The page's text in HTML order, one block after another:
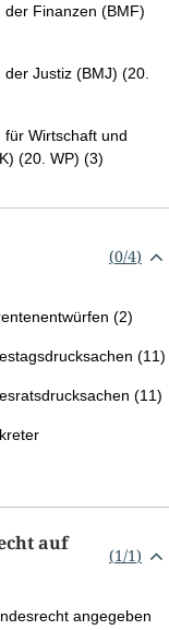
der Finanzen (BMF)
Justiz (BMJ) (20.
für Wirtschaft und
(20. WP) (3)
(0/4)
(2)
(11)
(11)
auf
(1/1)
angegeben